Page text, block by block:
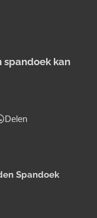
spandoek kan
Delen
Spandoek